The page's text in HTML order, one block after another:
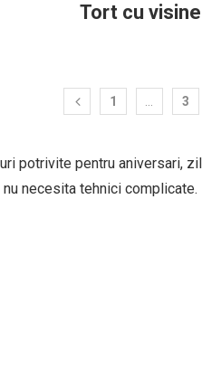
Tort cu visine
1 3
potrivite pentru aniversari,
necesita tehnici complicate.